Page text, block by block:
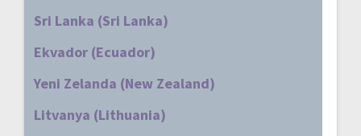
Sri Lanka (Sri Lanka)
Ekvador (Ecuador)
Yeni Zelanda (New Zealand)
Litvanya (Lithuania)